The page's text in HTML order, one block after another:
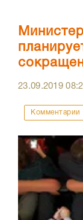
23.09.2019
Комментарии